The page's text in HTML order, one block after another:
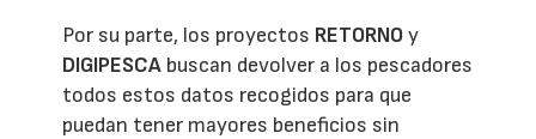
Por su parte, los proyectos RETORNOy
DIGIPESCA buscan devolver a los pescadores
todos estos datos recogidos para que
puedan tener mayores beneficios sin